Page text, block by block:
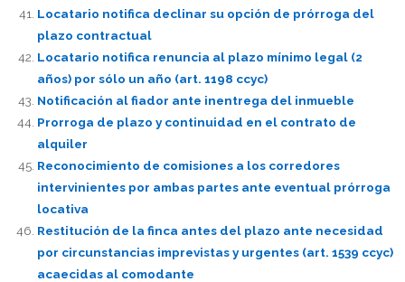
Locatario notifica declinar su opción de prórroga del
plazo contractual
Locatario notifica renuncia al plazo mínimo legal (2
años) por sólo un año (art. 1198 ccyc)
Notificación al fiador ante inentrega del inmueble
Prorroga de plazo y continuidad en el contrato de
alquiler
Reconocimiento de comisiones a los corredores
intervinientes por ambas partes ante eventual prórroga
locativa
Restitución de la finca antes del plazo ante necesidad
por circunstancias imprevistas y urgentes (art. 1539 ccyc)
acaecidas al comodante